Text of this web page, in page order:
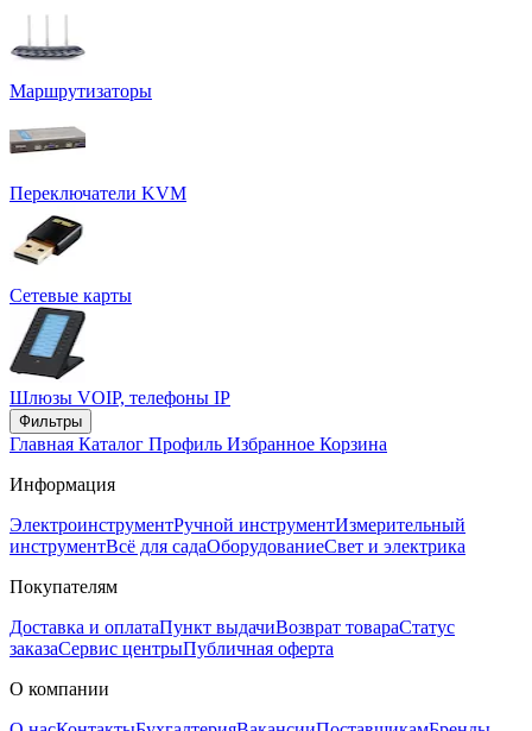
Маршрутизаторы
Переключатели KVM
Сетевые карты
Шлюзы VOIP, телефоны IP
Фильтры
Главная Каталог Профиль Избранное Корзина
Информация
ЭлектроинструментРучной инструментИзмерительный
инструментВсё для садаОборудованиеСвет и электрика
Покупателям
Доставка и оплатаПункт выдачиВозврат товараСтатус
заказаСервис центрыПубличная оферта
О компании